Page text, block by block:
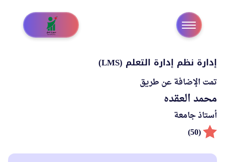
إدارة نظم إدارة التعلم (LMS)
تمت الإضافة عن طريق
محمد العقده
أستاذ جامعة
(50)